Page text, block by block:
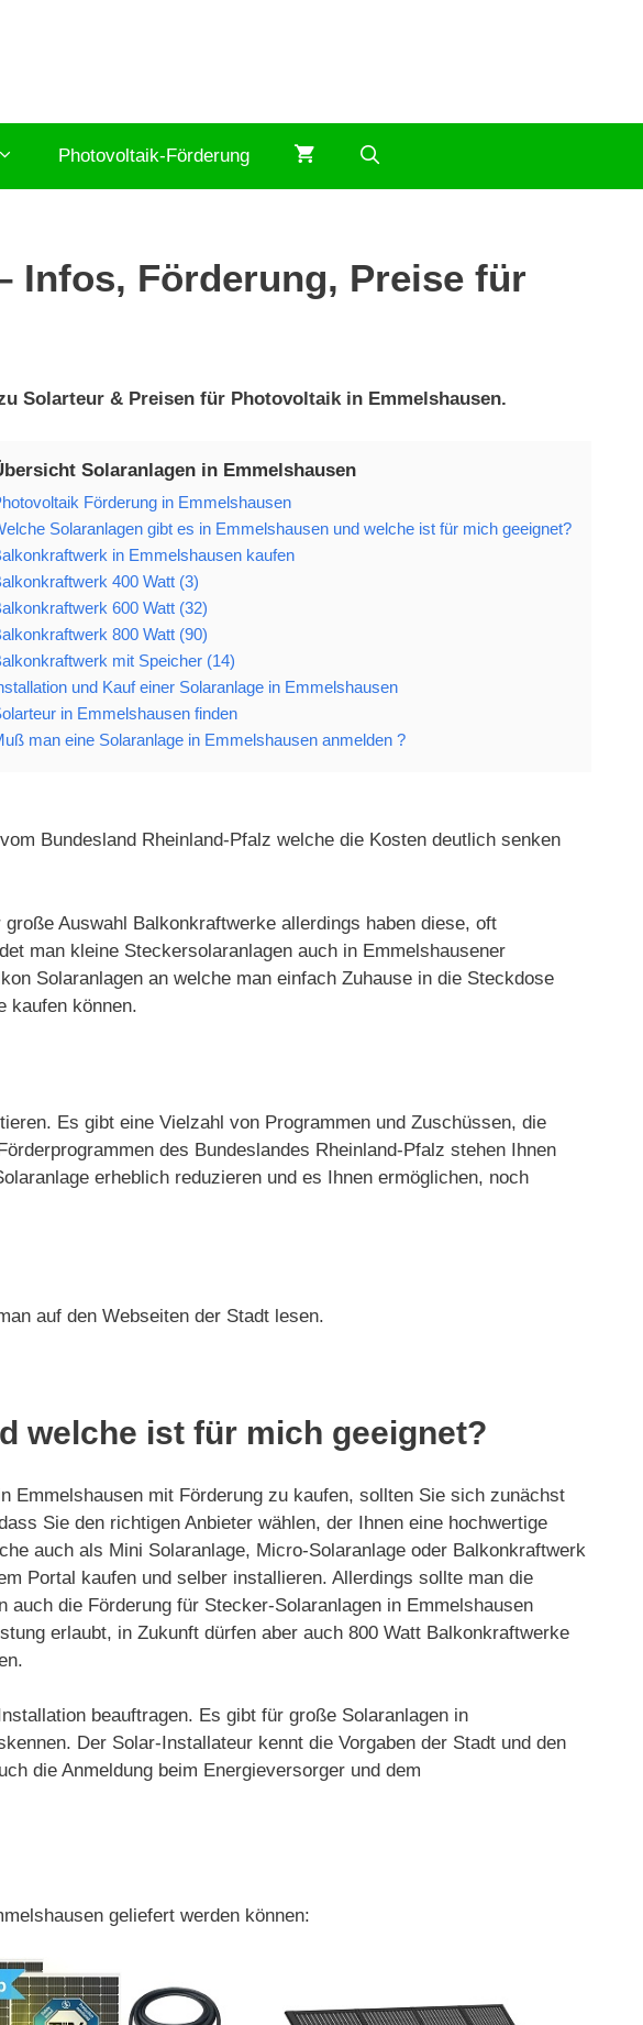
Photovoltaik-Förderung
Infos, Förderung, Preise für
Solarteur & Preisen für Photovoltaik in Emmelshausen.
Solaranlagen in Emmelshausen
Förderung in Emmelshausen
Solaranlagen gibt es in Emmelshausen und welche ist für mich geeignet?
in Emmelshausen kaufen
400 Watt (3)
600 Watt (32)
800 Watt (90)
mit Speicher (14)
und Kauf einer Solaranlage in Emmelshausen
in Emmelshausen finden
man eine Solaranlage in Emmelshausen anmelden ?
Bundesland Rheinland-Pfalz welche die Kosten deutlich senken
Auswahl Balkonkraftwerke allerdings haben diese, oft
man kleine Steckersolaranlagen auch in Emmelshausener
Solaranlagen an welche man einfach Zuhause in die Steckdose
kaufen können.
Es gibt eine Vielzahl von Programmen und Zuschüssen, die
des Bundeslandes Rheinland-Pfalz stehen Ihnen
erheblich reduzieren und es Ihnen ermöglichen, noch
auf den Webseiten der Stadt lesen.
welche ist für mich geeignet?
Emmelshausen mit Förderung zu kaufen, sollten Sie sich zunächst
Sie den richtigen Anbieter wählen, der Ihnen eine hochwertige
auch als Mini Solaranlage, Micro-Solaranlage oder Balkonkraftwerk
Portal kaufen und selber installieren. Allerdings sollte man die
die Förderung für Stecker-Solaranlagen in Emmelshausen
erlaubt, in Zukunft dürfen aber auch 800 Watt Balkonkraftwerke
beauftragen. Es gibt für große Solaranlagen in
Der Solar-Installateur kennt die Vorgaben der Stadt und den
die Anmeldung beim Energieversorger und dem
geliefert werden können: